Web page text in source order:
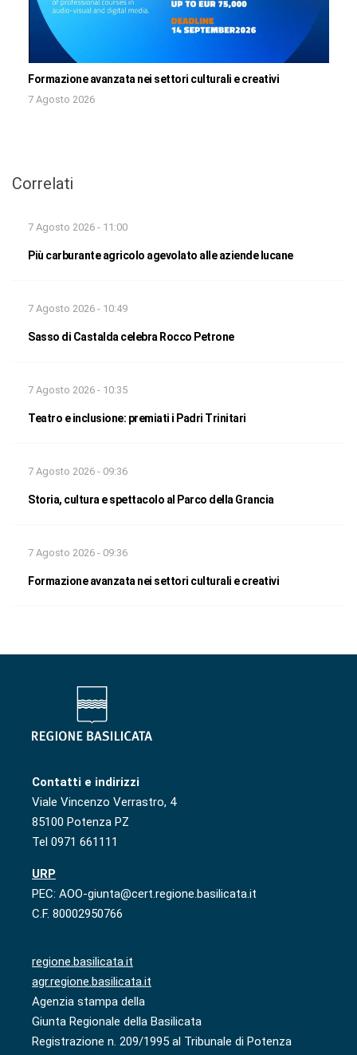
Formazione avanzata nei settori culturali e creativi
7 Agosto 2026
Correlati
7 Agosto 2026 - 11:00
Più carburante agricolo agevolato alle aziende lucane
7 Agosto 2026 - 10:49
Sasso di Castalda celebra Rocco Petrone
7 Agosto 2026 - 10:35
Teatro e inclusione: premiati i Padri Trinitari
7 Agosto 2026 - 09:36
Storia, cultura e spettacolo al Parco della Grancia
7 Agosto 2026 - 09:36
Formazione avanzata nei settori culturali e creativi
Contatti e indirizzi
Viale Vincenzo Verrastro, 4
85100 Potenza PZ
Tel 0971 661111
URP
PEC: AOO-giunta@cert.regione.basilicata.it
C.F. 80002950766
regione.basilicata.it
agr.regione.basilicata.it
Agenzia stampa della
Giunta Regionale della Basilicata
Registrazione n. 209/1995 al Tribunale di Potenza